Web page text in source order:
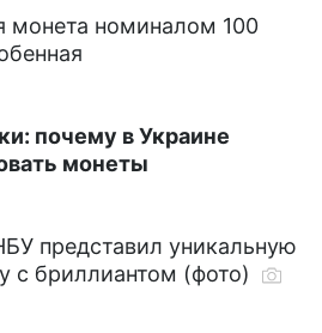
монета номиналом 100
почему в Украине
монеты
представил уникальную
с бриллиантом (фото)